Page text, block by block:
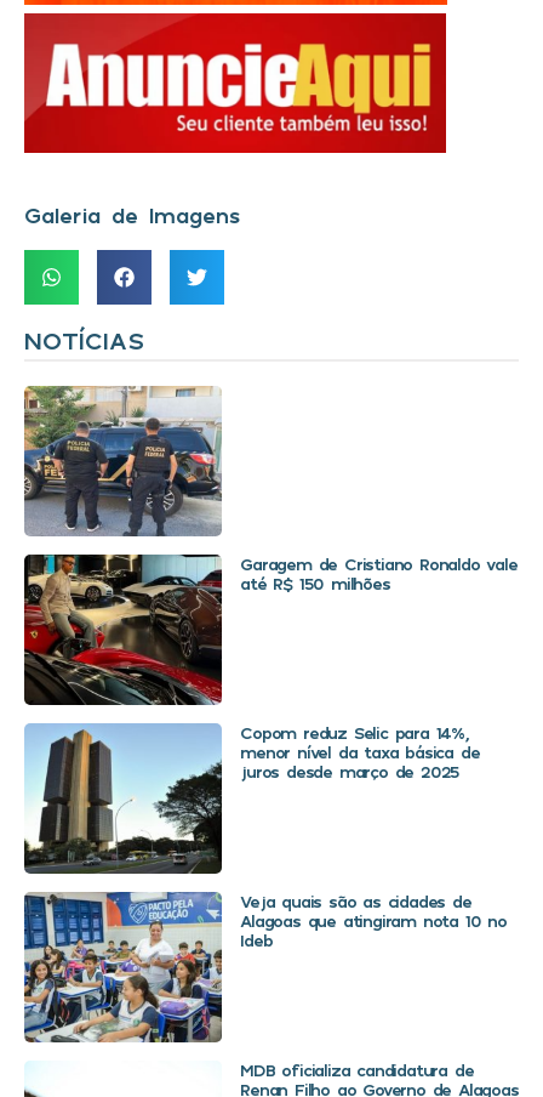
Galeria de Imagens
NOTÍCIAS
Garagem de Cristiano Ronaldo vale
até R$ 150 milhões
Copom reduz Selic para 14%,
menor nível da taxa básica de
juros desde março de 2025
Veja quais são as cidades de
Alagoas que atingiram nota 10 no
Ideb
MDB oficializa candidatura de
Renan Filho ao Governo de Alagoas